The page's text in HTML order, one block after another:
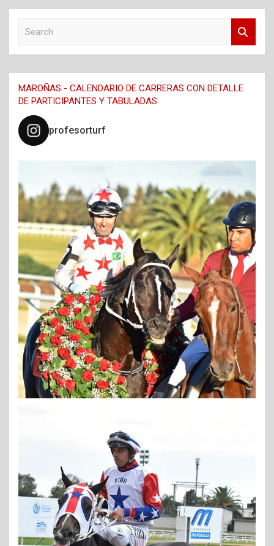
c
h
MAROÑAS - CALENDARIO DE CARRERAS CON DETALLE
DE PARTICIPANTES Y TABULADAS
profesorturf